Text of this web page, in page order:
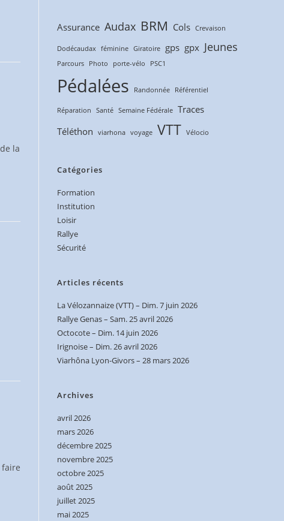
la
faire
Assurance Audax BRM Cols Crevaison
Dodécaudax féminine Giratoire gps gpx Jeunes
Parcours Photo porte-vélo PSC1
Pédalées Randonnée Référentiel
Réparation Santé Semaine Fédérale Traces
Téléthon
viarhona voyage VTT Vélocio
Catégories
Formation
Institution
Loisir
Rallye
Sécurité
Articles récents
La Vélozannaize (VTT) – Dim. 7 juin 2026
Rallye Genas – Sam. 25 avril 2026
Octocote – Dim. 14 juin 2026
Irignoise – Dim. 26 avril 2026
Viarhôna Lyon-Givors – 28 mars 2026
Archives
avril 2026
mars 2026
décembre 2025
novembre 2025
octobre 2025
août 2025
juillet 2025
mai 2025